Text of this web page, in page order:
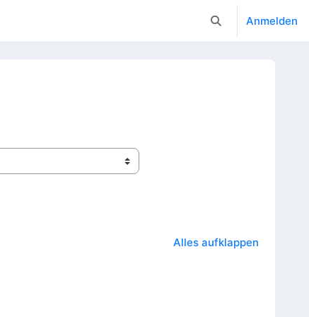
Sucheingabe
Anmelden
Alles aufklappen